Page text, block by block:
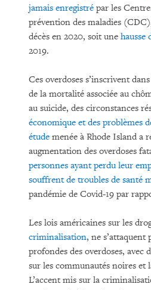
jamais enregistré par les
prévention des maladies
décès en 2020, soit une hausse
2019.
Ces overdoses s’inscrivent
de la mortalité associée au
au suicide, des circonstances
économique et des problèmes
étude menée à Rhode Island a
augmentation des overdoses
personnes ayant perdu leur
souffrent de troubles de santé
pandémie de Covid-19 par
Les lois américaines sur les
criminalisation, ne s’attaquent
profondes des overdoses, avec
sur les communautés noires et
L’accent mis sur la